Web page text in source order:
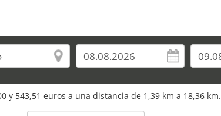
y 543,51 euros a una distancia de 1,39 km a 18,36 km.